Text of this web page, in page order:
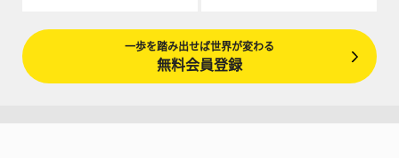
一歩を踏み出せば世界が変わる
無料会員登録